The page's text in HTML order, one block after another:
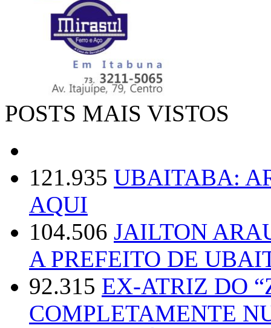
POSTS MAIS VISTOS
121.935 UBAITABA:
AQUI
104.506 JAILTON
A PREFEITO DE
92.315 EX-ATRIZ DO
COMPLETAMENTE